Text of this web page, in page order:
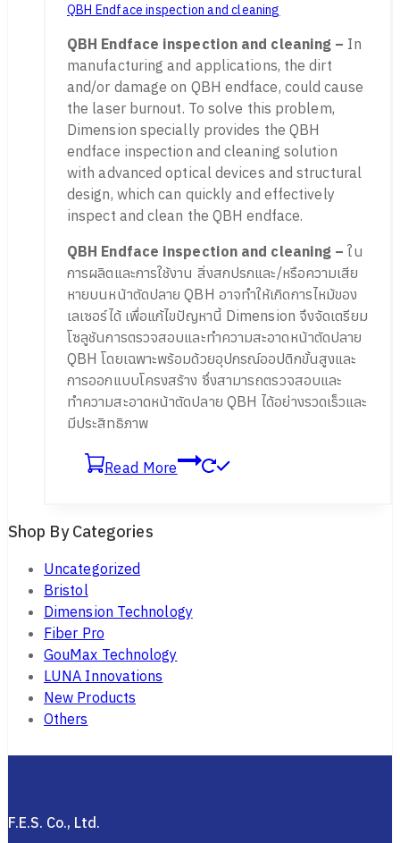
QBH Endface inspection and cleaning
QBH Endface inspection and cleaning – In
manufacturing and applications, the dirt
and/or damage on QBH endface, could cause
the laser burnout. To solve this problem,
Dimension specially provides the QBH
endface inspection and cleaning solution
with advanced optical devices and structural
design, which can quickly and effectively
inspect and clean the QBH endface.
QBH Endface inspection and cleaning – ใน
การผลิตและการใช้งาน สิ่งสกปรกและ/หรือความเสีย
หายบนหน้าตัดปลาย QBH อาจทำให้เกิดการไหม้ของ
เลเซอร์ได้ เพื่อแก้ไขปัญหานี้ Dimension จึงจัดเตรียม
โซลูชันการตรวจสอบและทำความสะอาดหน้าตัดปลาย
QBH โดยเฉพาะพร้อมด้วยอุปกรณ์ออปติกขั้นสูงและ
การออกแบบโครงสร้าง ซึ่งสามารถตรวจสอบและ
ทำความสะอาดหน้าตัดปลาย QBH ได้อย่างรวดเร็วและ
มีประสิทธิภาพ
Read More
Shop By Categories
Uncategorized
Bristol
Dimension Technology
Fiber Pro
GouMax Technology
LUNA Innovations
New Products
Others
F.E.S. Co., Ltd.